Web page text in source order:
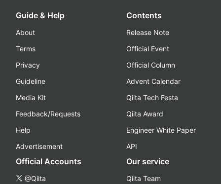
Guide & Help
About
Terms
Privacy
Guideline
Media Kit
Feedback/Requests
Help
Advertisement
Contents
Release Note
Official Event
Official Column
Advent Calendar
Qiita Tech Festa
Qiita Award
Engineer White Paper
API
Official Accounts
@Qiita
Our service
Qiita Team